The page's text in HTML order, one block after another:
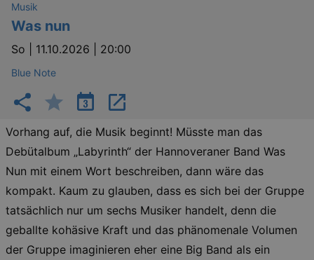
Musik
Was nun
So | 11.10.2026 | 20:00
Blue Note
Vorhang auf, die Musik beginnt! Müsste man das
Debütalbum „Labyrinth“ der Hannoveraner Band Was
Nun mit einem Wort beschreiben, dann wäre das
kompakt. Kaum zu glauben, dass es sich bei der Gruppe
tatsächlich nur um sechs Musiker handelt, denn die
geballte kohäsive Kraft und das phänomenale Volumen
der Gruppe imaginieren eher eine Big Band als ein